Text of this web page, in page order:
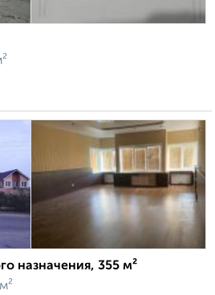
назначения, 355 м²